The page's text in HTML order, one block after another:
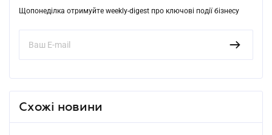
Щопонеділка отримуйте weekly-digest про ключові події бізнесу
Схожі новини